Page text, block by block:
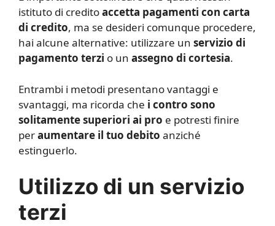
istituto di creditoaccetta pagamenti con carta
di credito, ma se desideri comunque procedere,
hai alcune alternative: utilizzare un servizio di
pagamento terzi o un assegno di cortesia.
Entrambi i metodi presentano vantaggi e
svantaggi, ma ricorda che i contro sono
solitamente superiori ai pro e potresti finire
peraumentare il tuo debito anziché
estinguerlo.
Utilizzo di un servizio
terzi